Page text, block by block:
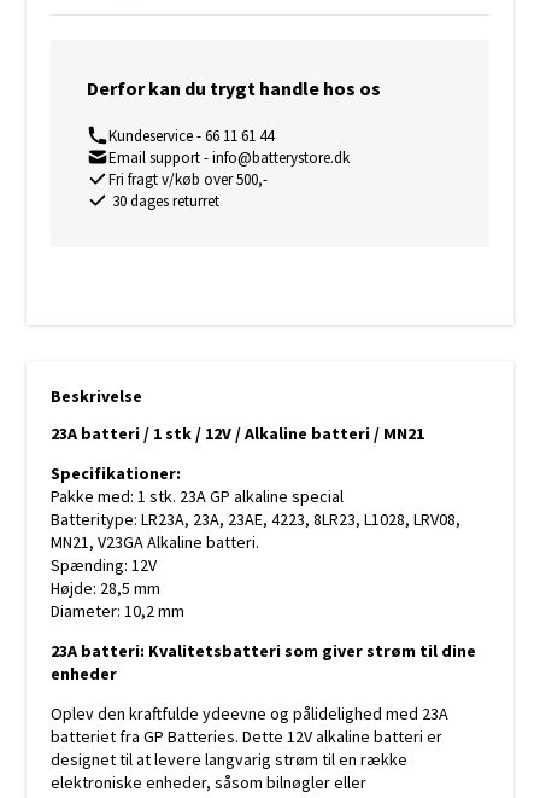
Derfor kan du trygt handle hos os
Kundeservice - 66 11 61 44
Email support - info@batterystore.dk
Fri fragt v/køb over 500,-
30 dages returret
Beskrivelse
23A batteri / 1 stk / 12V / Alkaline batteri / MN21
Specifikationer:
Pakke med: 1 stk. 23A GP alkaline special
Batteritype: LR23A, 23A, 23AE, 4223, 8LR23, L1028, LRV08,
MN21, V23GA Alkaline batteri.
Spænding: 12V
Højde: 28,5 mm
Diameter: 10,2 mm
23A batteri: Kvalitetsbatteri som giver strøm til dine
enheder
Oplev den kraftfulde ydeevne og pålidelighed med 23A
batteriet fra GP Batteries. Dette 12V alkaline batteri er
designet til at levere langvarig strøm til en række
elektroniske enheder, såsom bilnøgler eller